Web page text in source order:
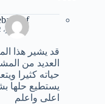
Atef
9 سبتمبر، 2022 | 11:50 ص
قد يشير هذا
العديد من
حياته كثيرا
يستطيع حلها
اعلى واعلم